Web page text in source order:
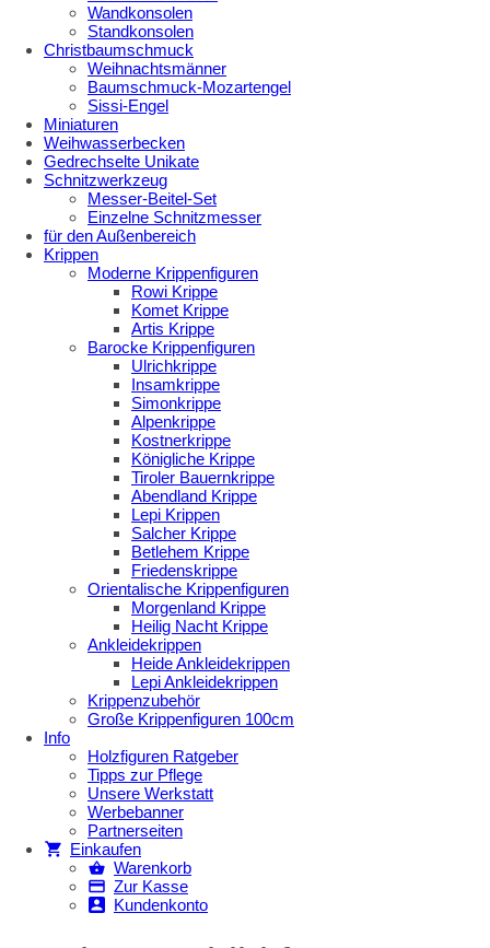
Wandkonsolen
Standkonsolen
Christbaumschmuck
Weihnachtsmänner
Baumschmuck-Mozartengel
Sissi-Engel
Miniaturen
Weihwasserbecken
Gedrechselte Unikate
Schnitzwerkzeug
Messer-Beitel-Set
Einzelne Schnitzmesser
für den Außenbereich
Krippen
Moderne Krippenfiguren
Rowi Krippe
Komet Krippe
Artis Krippe
Barocke Krippenfiguren
Ulrichkrippe
Insamkrippe
Simonkrippe
Alpenkrippe
Kostnerkrippe
Königliche Krippe
Tiroler Bauernkrippe
Abendland Krippe
Lepi Krippen
Salcher Krippe
Betlehem Krippe
Friedenskrippe
Orientalische Krippenfiguren
Morgenland Krippe
Heilig Nacht Krippe
Ankleidekrippen
Heide Ankleidekrippen
Lepi Ankleidekrippen
Krippenzubehör
Große Krippenfiguren 100cm
Info
Holzfiguren Ratgeber
Tipps zur Pflege
Unsere Werkstatt
Werbebanner
Partnerseiten
Einkaufen
Warenkorb
Zur Kasse
Kundenkonto